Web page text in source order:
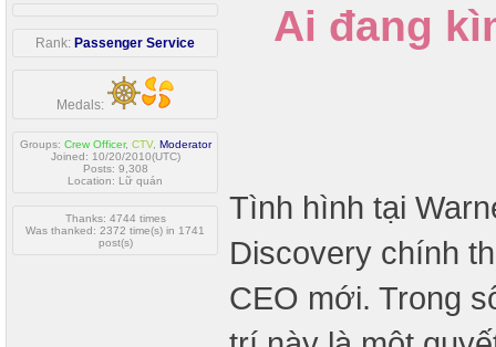
Rank: Passenger Service
Medals:
Groups: Crew Officer, CTV, Moderator
Joined: 10/20/2010(UTC)
Posts: 9,308
Location: Lữ quán
Thanks: 4744 times
Was thanked: 2372 time(s) in 1741
post(s)
Ai đang
Tình hình tại
Discovery chính
CEO mới. Trong